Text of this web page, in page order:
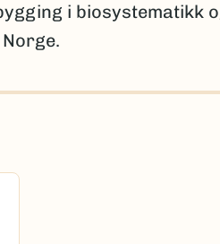
i biosystematikk